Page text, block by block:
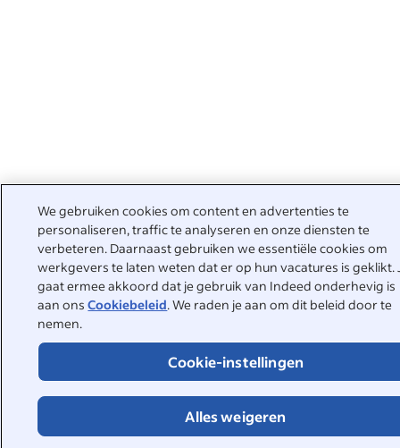
We gebruiken cookies om content en advertenties te
personaliseren, traffic te analyseren en onze diensten te
verbeteren. Daarnaast gebruiken we essentiële cookies om
werkgevers te laten weten dat er op hun vacatures is geklikt.
gaat ermee akkoord dat je gebruik van Indeed onderhevig is
aan onsCookiebeleid. We raden je aan om dit beleid door te
nemen.
Cookie-instellingen
Alles weigeren